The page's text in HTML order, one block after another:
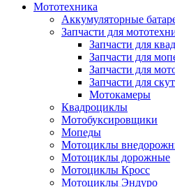
Мототехника
Аккумуляторные
Запчасти для
Запчасти для
Запчасти для
Запчасти для
Запчасти для
Мотокамеры
Квадроциклы
Мотобуксировщики
Мопеды
Мотоциклы
Мотоциклы дорожные
Мотоциклы Кросс
Мотоциклы Эндуро